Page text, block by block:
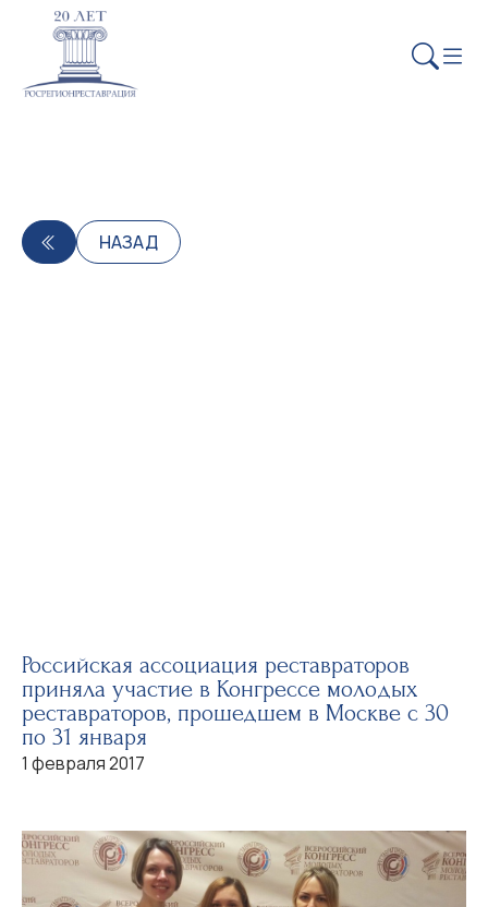
НАЗАД
Российская ассоциация реставраторов
приняла участие в Конгрессе молодых
реставраторов, прошедшем в Москве с 30
по 31 января
1 февраля 2017